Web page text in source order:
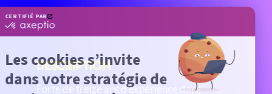
Description
Forte de treize ans d'expérience dans